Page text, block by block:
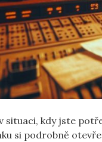
situaci,‍ kdy jste
si podrobně